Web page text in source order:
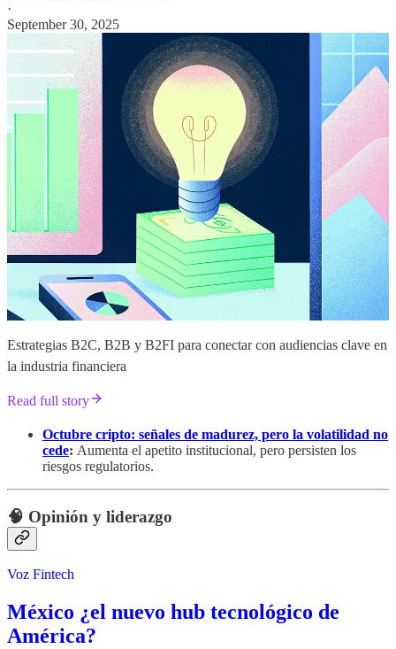
·
September 30, 2025
Estrategias B2C, B2B y B2FI para conectar con audiencias clave en
la industria financiera
Read full story
Octubre cripto: señales de madurez, pero la volatilidad no
cede: Aumenta el apetito institucional, pero persisten los
riesgos regulatorios.
🧠 Opinión y liderazgo
Voz Fintech
México ¿el nuevo hub tecnológico de
América?